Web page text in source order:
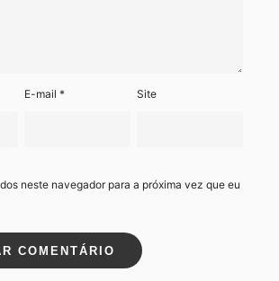
E-mail* Site
neste navegador para a próxima vez que eu